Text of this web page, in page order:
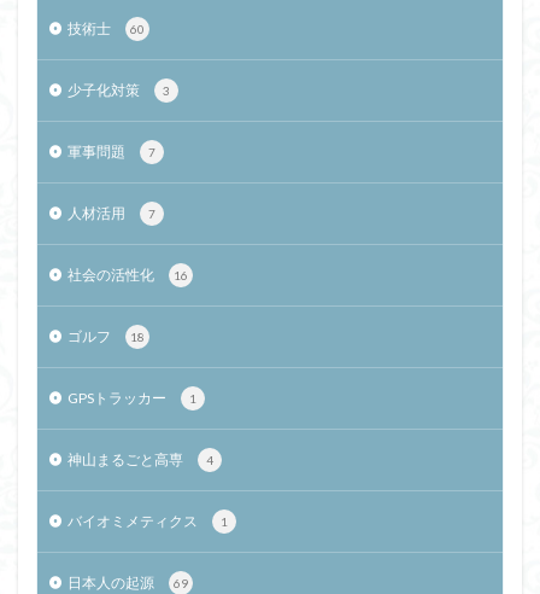
技術士 60
少子化対策 3
軍事問題 7
人材活用 7
社会の活性化 16
ゴルフ 18
GPSトラッカー 1
神山まるごと高専 4
バイオミメティクス 1
日本人の起源 69